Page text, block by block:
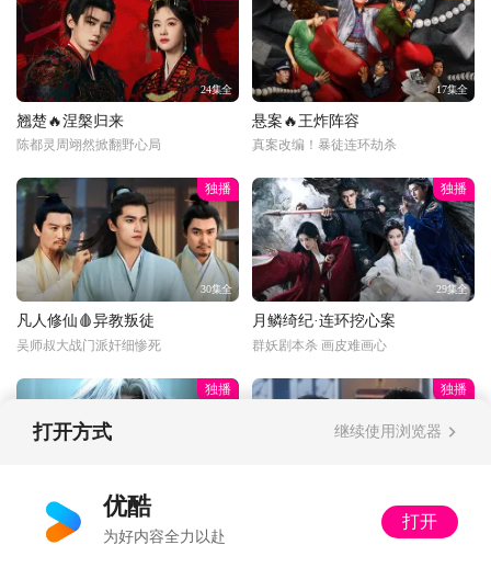
24集全
翘楚🔥涅槃归来
陈都灵周翊然掀翻野心局
17集全
悬案🔥王炸阵容
真案改编！暴徒连环劫杀
独播
30集全
凡人修仙🩸异教叛徒
吴师叔大战门派奸细惨死
独播
29集全
月鳞绮纪·连环挖心案
群妖剧本杀 画皮难画心
独播
光阴之外⚡七爷屠神
拘缨神躯被活活撕碎！
独播
以法之名🔍突击审讯
打开方式 继续使用浏览器
优酷
为好内容全力以赴
打开